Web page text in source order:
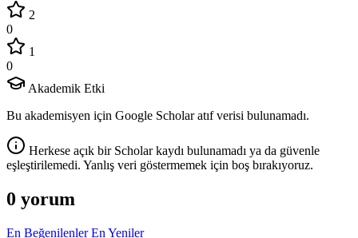
2
0
1
0
Akademik Etki
Bu akademisyen için Google Scholar atıf verisi bulunamadı.
Herkese açık bir Scholar kaydı bulunamadı ya da güvenle
eşleştirilemedi. Yanlış veri göstermemek için boş bırakıyoruz.
0 yorum
En BeğenilenlerEn Yeniler